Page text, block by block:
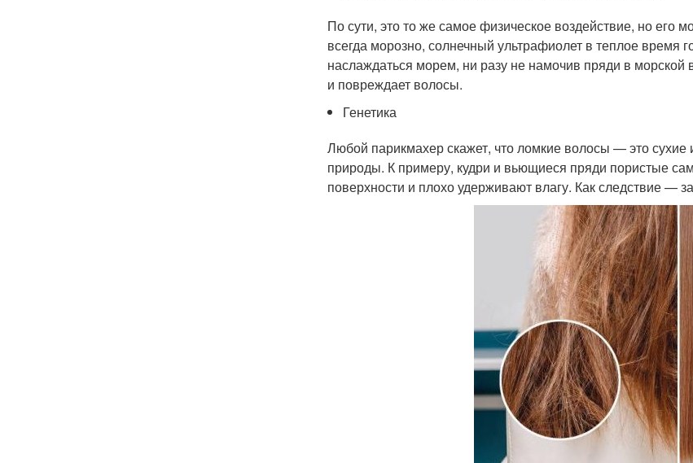
По сути, это то же самое физическое воздействие, но его
всегда морозно, солнечный ультрафиолет в теплое время
наслаждаться морем, ни разу не намочив пряди в
и повреждает волосы.
Генетика
Любой парикмахер скажет, что ломкие волосы — это
природы. К примеру, кудри и вьющиеся пряди пористые
поверхности и плохо удерживают влагу. Как следствие —